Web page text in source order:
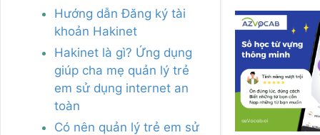
Hướng dẫn Đăng ký tài
khoản Hakinet
Hakinet là gì? Ứng dụng
giúp cha mẹ quản lý trẻ
em sử dụng internet an
toàn
Có nên quản lý trẻ em sử